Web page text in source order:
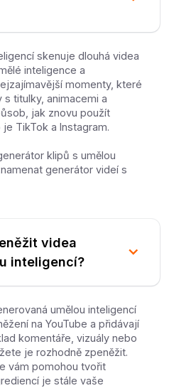
skenuje dlouhá videa
inteligence a
momenty, které
titulky, animacemi a
jak znovu použít
TikTok a Instagram.
klipů s umělou
generátor videí s
videa
inteligencí?
umělou inteligencí
na YouTube a přidávají
komentáře, vizuály nebo
je rozhodně zpeněžit.
vám pomohou tvořit
je stále vaše